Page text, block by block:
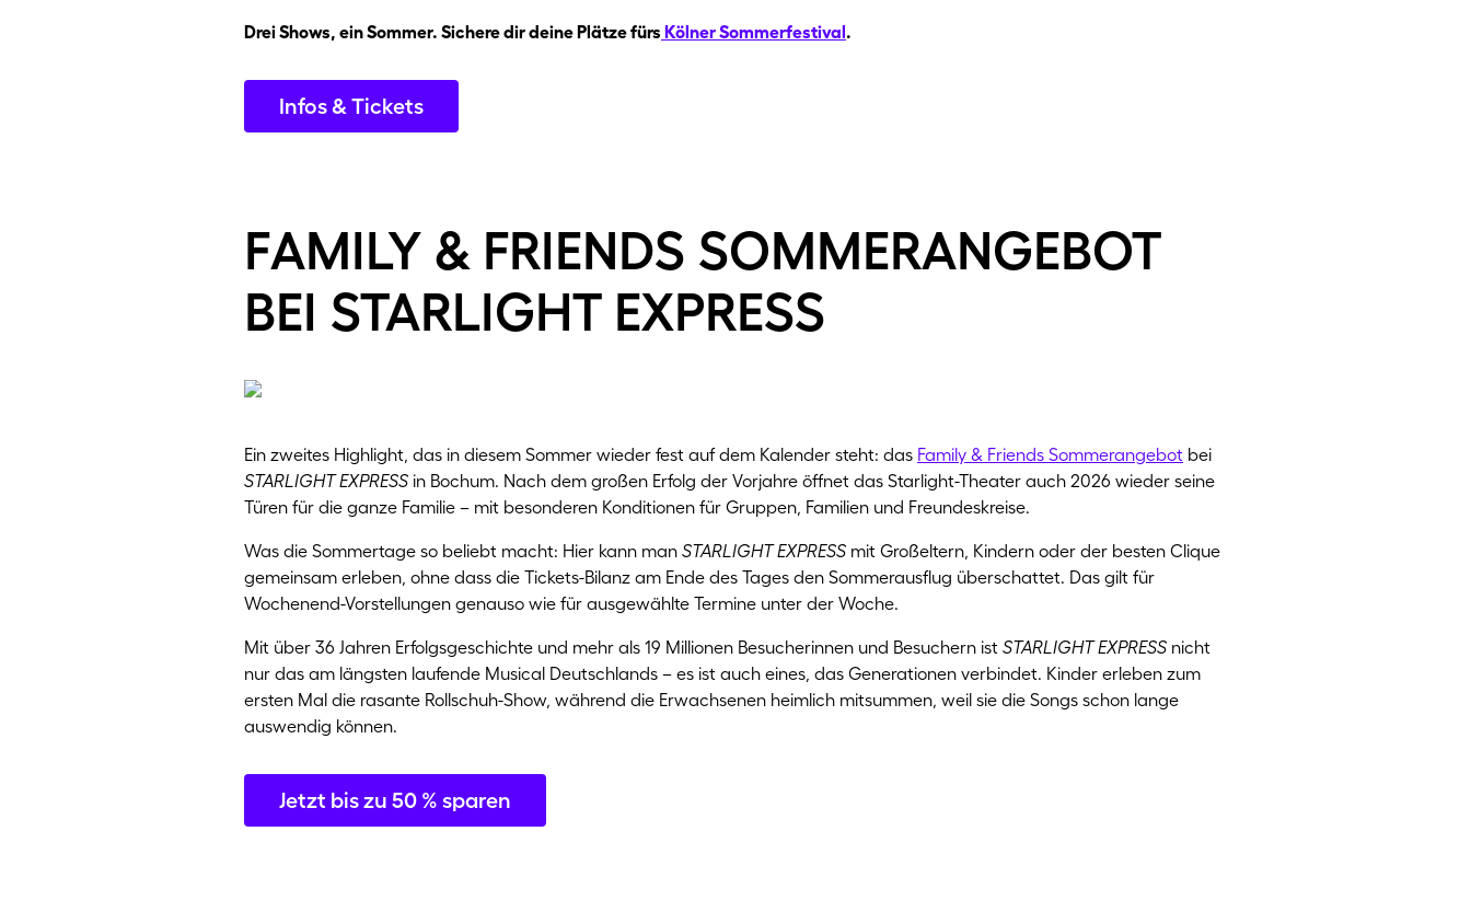
Drei Shows, ein Sommer. Sichere dir deine Plätze fürs Kölner Sommerfestival.
Infos & Tickets
family & friends sommerangebot
bei starlight express
Ein zweites Highlight, das in diesem Sommer wieder fest auf dem Kalender steht: das Family & Friends Sommerangebot bei
STARLIGHT EXPRESS in Bochum. Nach dem großen Erfolg der Vorjahre öffnet das Starlight-Theater auch 2026 wieder seine
Türen für die ganze Familie – mit besonderen Konditionen für Gruppen, Familien und Freundeskreise.
Was die Sommertage so beliebt macht: Hier kann man STARLIGHT EXPRESS mit Großeltern, Kindern oder der besten Clique
gemeinsam erleben, ohne dass die Tickets-Bilanz am Ende des Tages den Sommerausflug überschattet. Das gilt für
Wochenend-Vorstellungen genauso wie für ausgewählte Termine unter der Woche.
Mit über 36 Jahren Erfolgsgeschichte und mehr als 19 Millionen Besucherinnen und Besuchern ist STARLIGHT EXPRESS nicht
nur das am längsten laufende Musical Deutschlands – es ist auch eines, das Generationen verbindet. Kinder erleben zum
ersten Mal die rasante Rollschuh-Show, während die Erwachsenen heimlich mitsummen, weil sie die Songs schon lange
auswendig können.
Jetzt bis zu 50 % sparen